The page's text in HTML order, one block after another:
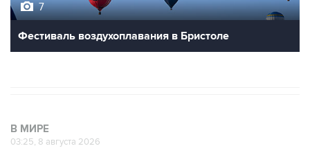
7
Фестиваль воздухоплавания в Бристоле
В МИРЕ
03:25, 8 августа 2026